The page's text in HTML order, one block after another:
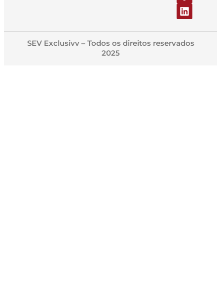
SEV Exclusivv – Todos os direitos reservados
2025